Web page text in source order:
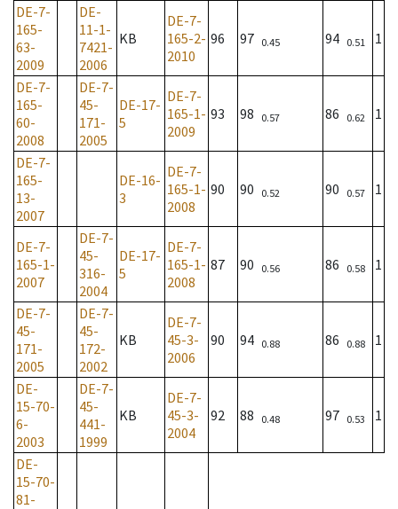
DE-7-
165-
63-
2009
DE-
11-1-
7421-
2006
KB
DE-7-
165-2-
2010
96 97 0.45 94 0.51 1
DE-7-
165-
60-
2008
DE-7-
45-
171-
2005
DE-17-
5
DE-7-
165-1-
2009
93 98 0.57 86 0.62 1
DE-7-
165-
13-
2007
DE-16-
3
DE-7-
165-1-
2008
90 90 0.52 90 0.57 1
DE-7-
165-1-
2007
DE-7-
45-
316-
2004
DE-17-
5
DE-7-
165-1-
2008
87 90 0.56 86 0.58 1
DE-7-
45-
171-
2005
DE-7-
45-
172-
2002
KB
DE-7-
45-3-
2006
90 94 0.88 86 0.88 1
DE-
15-70-
6-
2003
DE-7-
45-
441-
1999
KB
DE-7-
45-3-
2004
92 88 0.48 97 0.53 1
DE-
15-70-
81-